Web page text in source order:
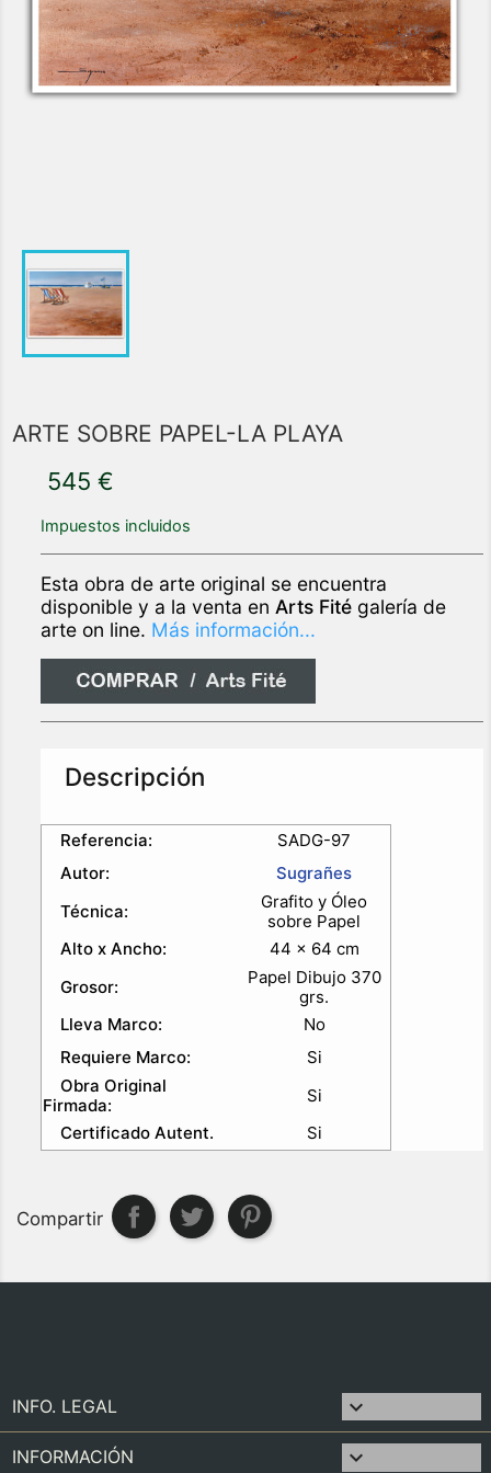
ARTE SOBRE PAPEL-LA PLAYA
545 €
Impuestos incluidos
Esta obra de arte original se encuentra
disponible y a la venta en Arts Fité galería de
arte on line. Más información...
Descripción
Referencia:
SADG-97
Autor:
Sugrañes
Técnica:
Grafito y Óleo
sobre Papel
Alto x Ancho:
44 x 64 cm
Grosor:
Papel Dibujo 370
grs.
Lleva Marco:
No
Requiere Marco:
Si
Obra Original
Firmada:
Si
Certificado Autent.
Si
Compartir
INFO. LEGAL 
INFORMACIÓN 